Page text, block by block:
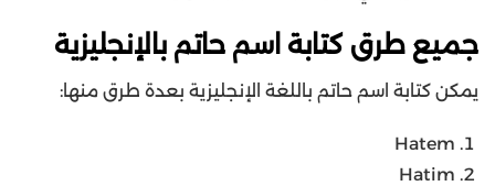
جميع طرق كتابة اسم حاتم بالإنجليزية
يمكن كتابة اسم حاتم باللغة الإنجليزية بعدة طرق منها:
Hatem
Hatim